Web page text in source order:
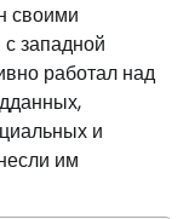
своими
западной
работал над
и
им